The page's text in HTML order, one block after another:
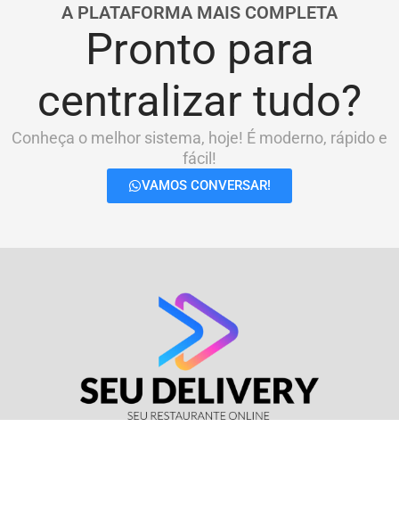
A PLATAFORMA MAIS COMPLETA
Pronto para
centralizar tudo?
Conheça o melhor sistema, hoje! É moderno, rápido e
fácil!
VAMOS CONVERSAR!